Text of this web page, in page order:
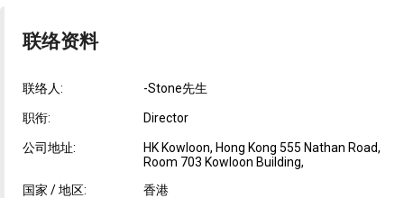
联络资料
联络人: -Stone先生
职衔: Director
公司地址:
HK Kowloon, Hong Kong 555 Nathan Road,
Room 703 Kowloon Building,
国家 / 地区:
香港